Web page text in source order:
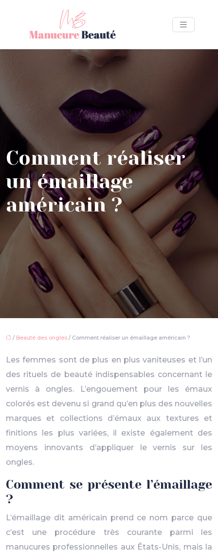
Comment réaliser
un émaillage
américain ?
/ Beauté des ongles / Comment réaliser un émaillage américain ?
Les femmes sont de plus en plus vaniteuses et l’un
des rituels de beauté indispensables concernant le
vernis à ongles. L’engouement pour les émaux
colorés est devenu si grand qu’en plus des nouvelles
marques et collections d’émaux aux textures et
finitions les plus variées, il existe également des
moyens innovants d’appliquer le vernis sur les
ongles.
Comment se présente l’émaillage
?
L’émaillage dit américain prend ce nom parce que
c’est une procédure très courante parmi les
manucures professionnelles aux États-Unis, mais la